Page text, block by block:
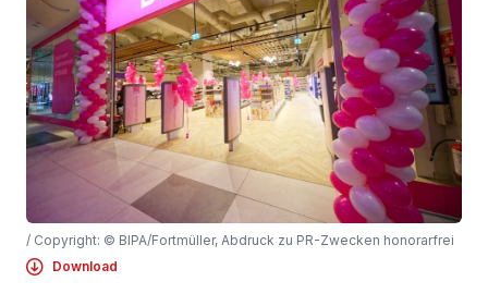
/ Copyright: © BIPA/Fortmüller, Abdruck zu PR-Zwecken honorarfrei
Download